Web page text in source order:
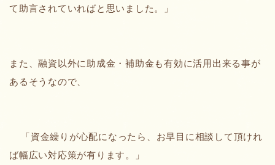
て助言されていればと思いました。」
また、融資以外に助成金・補助金も有効に活用出来る事が
あるそうなので、
「資金繰りが心配になったら、お早目に相談して頂けれ
ば幅広い対応策が有ります。」